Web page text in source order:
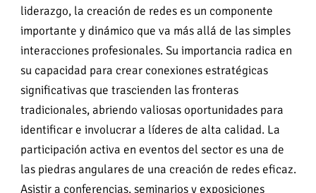
liderazgo, la creación de redes es un componente
importante y dinámico que va más allá de las simples
interacciones profesionales. Su importancia radica en
su capacidad para crear conexiones estratégicas
significativas que trascienden las fronteras
tradicionales, abriendo valiosas oportunidades para
identificar e involucrar a líderes de alta calidad. La
participación activa en eventos del sector es una de
las piedras angulares de una creación de redes eficaz.
Asistir a conferencias, seminarios y exposiciones